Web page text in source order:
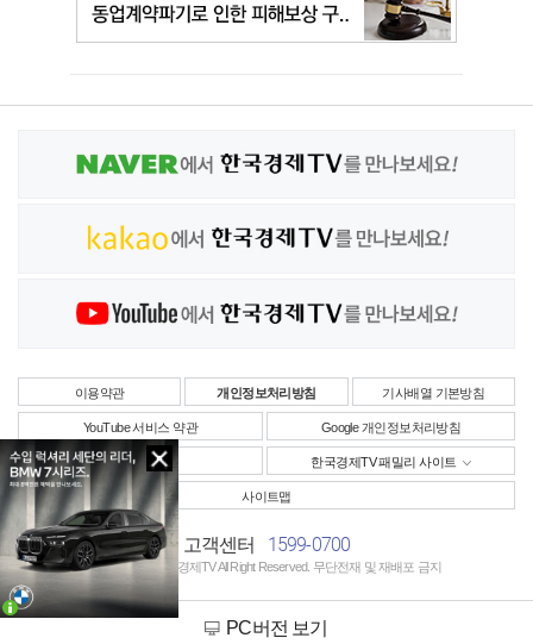
이용약관 개인정보처리방침 기사배열 기본방침
YouTube 서비스 약관 Google 개인정보처리방침
사업자정보 한국경제TV 패밀리 사이트
사이트맵
고객센터 1599-0700
Copyright © 한국경제TV All Right Reserved. 무단전재 및 재배포 금지
PC버전 보기